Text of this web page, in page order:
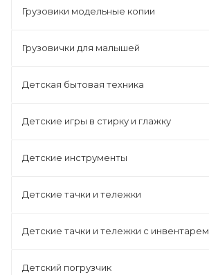
Грузовики модельные копии
Грузовички для малышей
Детская бытовая техника
Детские игры в стирку и глажку
Детские инструменты
Детские тачки и тележки
Детские тачки и тележки с инвентарем
Детский погрузчик